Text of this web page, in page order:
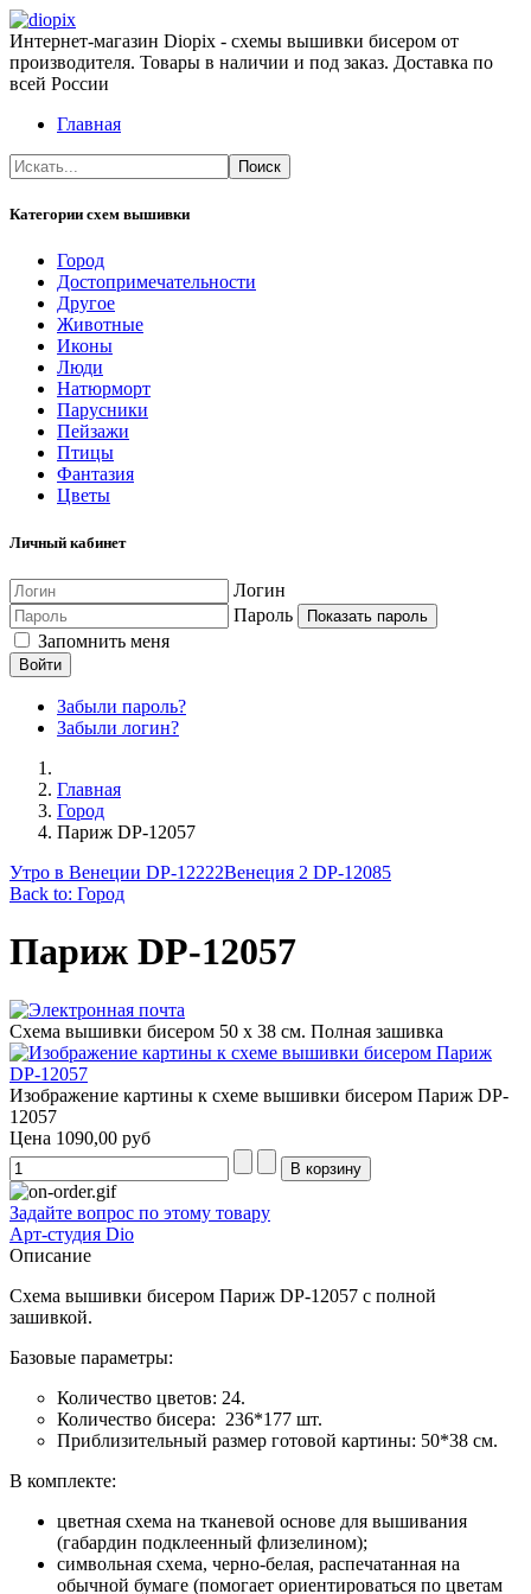
Интернет-магазин Diopix - схемы вышивки бисером от
производителя. Товары в наличии и под заказ. Доставка по
всей России
Главная
Категории схем вышивки
Город
Достопримечательности
Другое
Животные
Иконы
Люди
Натюрморт
Парусники
Пейзажи
Птицы
Фантазия
Цветы
Личный кабинет
Логин
Пароль
Показать пароль
Запомнить меня
Войти
Забыли пароль?
Забыли логин?
Главная
Город
Париж DP-12057
Утро в Венеции DP-12222Венеция 2 DP-12085
Back to: Город
Париж DP-12057
Схема вышивки бисером 50 х 38 см. Полная зашивка
Изображение картины к схеме вышивки бисером Париж DP-
12057
Цена 1090,00 руб
Задайте вопрос по этому товару
Арт-студия Dio
Описание
Схема вышивки бисером Париж DP-12057 с полной
зашивкой.
Базовые параметры:
Количество цветов: 24.
Количество бисера: 236*177 шт.
Приблизительный размер готовой картины: 50*38 см.
В комплекте:
цветная схема на тканевой основе для вышивания
(габардин подклеенный флизелином);
символьная схема, черно-белая, распечатанная на
обычной бумаге (помогает ориентироваться по цветам